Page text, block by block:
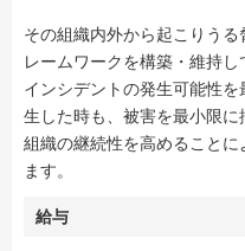
その組織内外から起こりう
レームワークを構築・維持し
インシデントの発生可能性
生した時も、被害を最小限に
組織の継続性を高めること
ます。
給与